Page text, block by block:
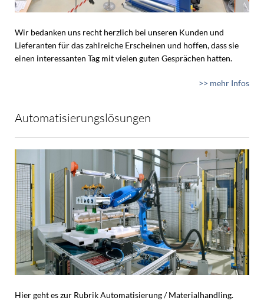
Wir bedanken uns recht herzlich bei unseren Kunden und
Lieferanten für das zahlreiche Erscheinen und hoffen, dass sie
einen interessanten Tag mit vielen guten Gesprächen hatten.
>> mehr Infos
Automatisierungslösungen
Hier geht es zur Rubrik Automatisierung / Materialhandling.